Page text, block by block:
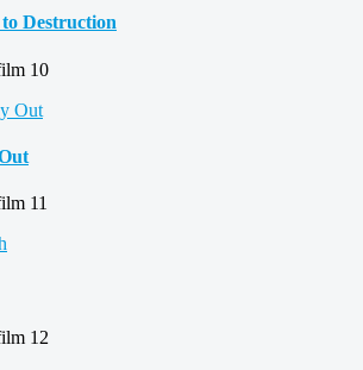
Destruction
10
11
12